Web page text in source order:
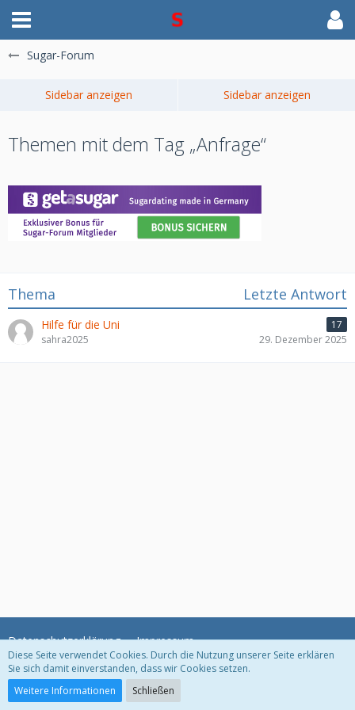
Sugar-Forum
Themen mit dem Tag „Anfrage“
Thema Letzte Antwort
Hilfe für die Uni
17
sahra2025
29. Dezember 2025
Datenschutzerklärung Impressum
Community-Software:
Diese Seite verwendet Cookies. Durch die Nutzung unserer Seite erklären
Sie sich damit einverstanden, dass wir Cookies setzen.
Weitere Informationen
Schließen